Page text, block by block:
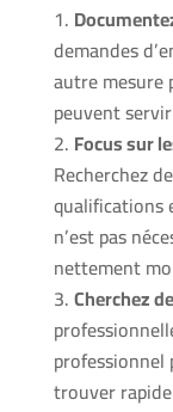
demandes
autre mesure
peuvent
Focus sur
Recherchez
qualifications
n’est pas
nettement
Cherchez
professionnel
trouver